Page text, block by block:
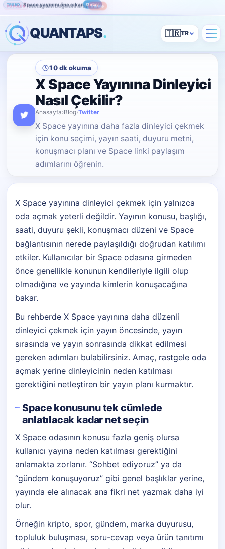
TREND Space yayınını öne çıkar Detay
POPÜLER Instagram beğenini artır İncele
QUANTAPS. 🇹🇷
10 dk okuma
X Space Yayınına Dinleyici
Nasıl Çekilir?
Anasayfa›Blog›Twitter
X Space yayınına daha fazla dinleyici çekmek
için konu seçimi, yayın saati, duyuru metni,
konuşmacı planı ve Space linki paylaşım
adımlarını öğrenin.
X Space yayınına dinleyici çekmek için yalnızca
oda açmak yeterli değildir. Yayının konusu, başlığı,
saati, duyuru şekli, konuşmacı düzeni ve Space
bağlantısının nerede paylaşıldığı doğrudan katılımı
etkiler. Kullanıcılar bir Space odasına girmeden
önce genellikle konunun kendileriyle ilgili olup
olmadığına ve yayında kimlerin konuşacağına
bakar.
Bu rehberde X Space yayınına daha düzenli
dinleyici çekmek için yayın öncesinde, yayın
sırasında ve yayın sonrasında dikkat edilmesi
gereken adımları bulabilirsiniz. Amaç, rastgele oda
açmak yerine dinleyicinin neden katılması
gerektiğini netleştiren bir yayın planı kurmaktır.
Space konusunu tek cümlede
anlatılacak kadar net seçin
X Space odasının konusu fazla geniş olursa
kullanıcı yayına neden katılması gerektiğini
anlamakta zorlanır. “Sohbet ediyoruz” ya da
“gündem konuşuyoruz” gibi genel başlıklar yerine,
yayında ele alınacak ana fikri net yazmak daha iyi
olur.
Örneğin kripto, spor, gündem, marka duyurusu,
topluluk buluşması, soru-cevap veya ürün tanıtımı